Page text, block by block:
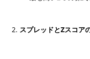
スプレッドとZスコア